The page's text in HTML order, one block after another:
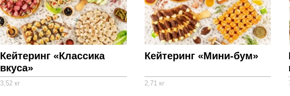
Кейтеринг «Классика
вкуса»
3,52 кг
Кейтеринг «Мини-бум»
2,71 кг